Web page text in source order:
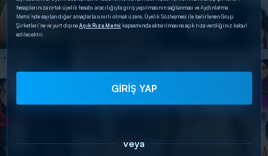
hesaplarınıza ortak üyelik hesabı aracılığıyla giriş yapılmasının sağlanması ve Aydınlatma
Metni’nde sayılan diğer amaçlarla sınırlı olmak üzere, Üyelik Sözleşmesi ile belirlenen Grup
Şirketleri’ne ve yurt dışınaAçık Rıza Metni kapsamında aktarılmasına açık rıza verdiğiniz kabul
edilecektir.
GİRİŞ YAP
veya